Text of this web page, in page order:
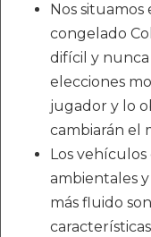
Nos situamos
congelado
difícil y nunca
elecciones
jugador y lo
cambiarán el
Los
ambientales
más fluido